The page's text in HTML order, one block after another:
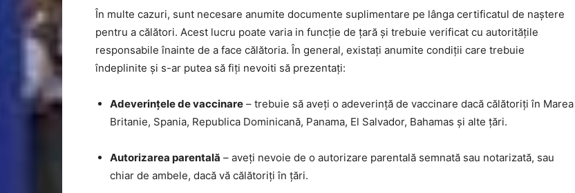
În multe cazuri, sunt necesare anumite documente suplimentare pe lânga certificatul de naștere
pentru a călători. Acest lucru poate varia in funcție de țară și trebuie verificat cu autoritățile
responsabile înainte de a face călătoria. În general, existați anumite condiții care trebuie
îndeplinite și s-ar putea să fiți nevoiti să prezentați:
Adeverințele de vaccinare – trebuie să aveți o adeverință de vaccinare dacă călătoriți în Marea
Britanie, Spania, Republica Dominicană, Panama, El Salvador, Bahamas și alte țări.
Autorizarea parentală – aveți nevoie de o autorizare parentală semnată sau notarizată, sau
chiar de ambele, dacă vă călătoriți în țări.